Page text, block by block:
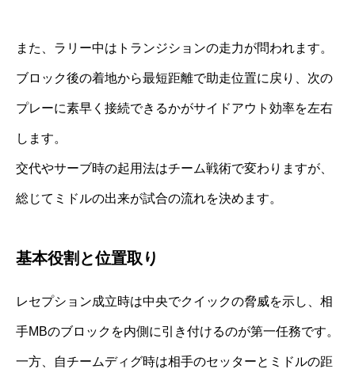
また、ラリー中はトランジションの走力が問われます。
ブロック後の着地から最短距離で助走位置に戻り、次の
プレーに素早く接続できるかがサイドアウト効率を左右
します。
交代やサーブ時の起用法はチーム戦術で変わりますが、
総じてミドルの出来が試合の流れを決めます。
基本役割と位置取り
レセプション成立時は中央でクイックの脅威を示し、相
手MBのブロックを内側に引き付けるのが第一任務です。
一方、自チームディグ時は相手のセッターとミドルの距